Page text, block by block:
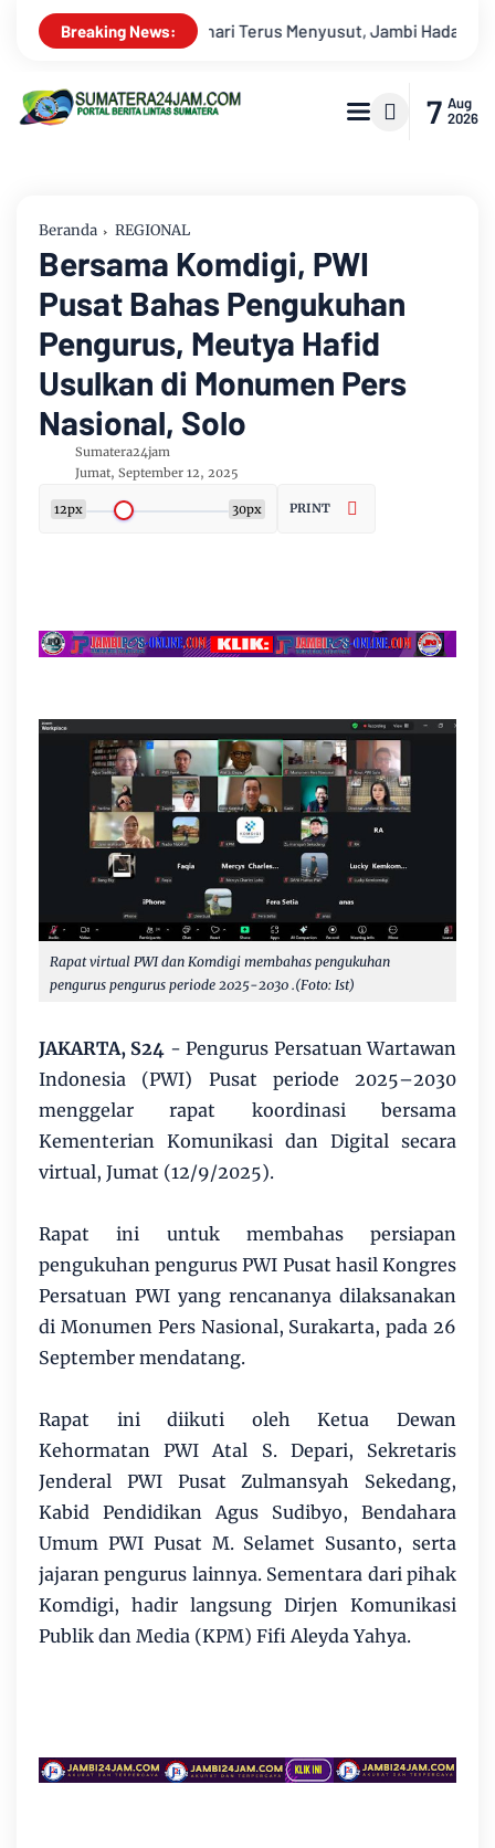
Breaking News:
Ancaman Krisis Air Bersih dan Karhutla Kekeruhan
7 Aug
2026
Beranda REGIONAL
Bersama Komdigi, PWI
Pusat Bahas Pengukuhan
Pengurus, Meutya Hafid
Usulkan di Monumen Pers
Nasional, Solo
Sumatera24jam
Jumat, September 12, 2025
12px 30px PRINT
Rapat virtual PWI dan Komdigi membahas pengukuhan
pengurus pengurus periode 2025-2030 .(Foto: Ist)
JAKARTA, S24 - Pengurus Persatuan Wartawan
Indonesia (PWI) Pusat periode 2025–2030
menggelar rapat koordinasi bersama
Kementerian Komunikasi dan Digital secara
virtual, Jumat (12/9/2025).
Rapat ini untuk membahas persiapan
pengukuhan pengurus PWI Pusat hasil Kongres
Persatuan PWI yang rencananya dilaksanakan
di Monumen Pers Nasional, Surakarta, pada 26
September mendatang.
Rapat ini diikuti oleh Ketua Dewan
Kehormatan PWI Atal S. Depari, Sekretaris
Jenderal PWI Pusat Zulmansyah Sekedang,
Kabid Pendidikan Agus Sudibyo, Bendahara
Umum PWI Pusat M. Selamet Susanto, serta
jajaran pengurus lainnya. Sementara dari pihak
Komdigi, hadir langsung Dirjen Komunikasi
Publik dan Media (KPM) Fifi Aleyda Yahya.